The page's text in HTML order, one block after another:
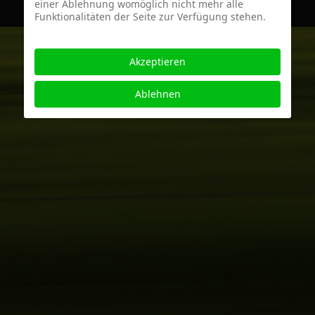
einer Ablehnung womöglich nicht mehr alle
Funktionalitäten der Seite zur Verfügung stehen.
Akzeptieren
Ablehnen